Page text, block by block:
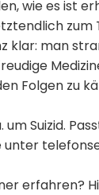
wie es ist
klar: man
Folgen zu
Suizid.
unter
erfahren?